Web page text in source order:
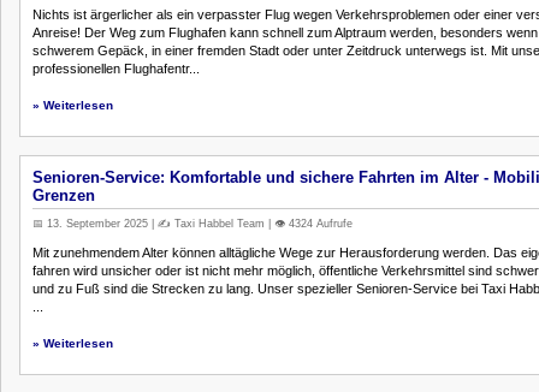
Nichts ist ärgerlicher als ein verpasster Flug wegen Verkehrsproblemen oder einer
Anreise! Der Weg zum Flughafen kann schnell zum Alptraum werden, besonders
schwerem Gepäck, in einer fremden Stadt oder unter Zeitdruck unterwegs ist. Mit
professionellen Flughafentr...
» Weiterlesen
Senioren-Service: Komfortable und sichere Fahrten im Alter -
Grenzen
📅 13. September 2025 | ✍️ Taxi Habbel Team | 👁️ 4324 Aufrufe
Mit zunehmendem Alter können alltägliche Wege zur Herausforderung werden. Das
fahren wird unsicher oder ist nicht mehr möglich, öffentliche Verkehrsmittel sind
und zu Fuß sind die Strecken zu lang. Unser spezieller Senioren-Service bei Taxi
» Weiterlesen